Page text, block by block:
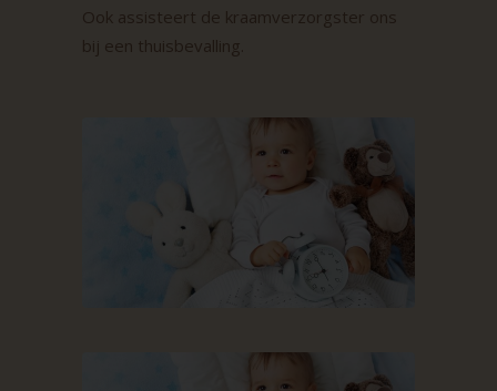
Ook assisteert de kraamverzorgster ons
bij een thuisbevalling.